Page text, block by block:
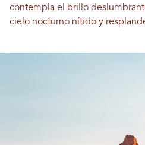
contempla el brillo
cielo nocturno nítido y